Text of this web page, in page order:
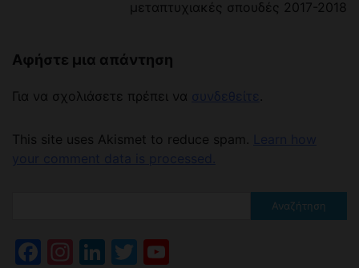
μεταπτυχιακές σπουδές 2017-2018
Αφήστε μια απάντηση
Για να σχολιάσετε πρέπει να
This site uses Akismet to reduce spam.
Αναζήτηση
Facebook
Instagram
LinkedIn
Twitter